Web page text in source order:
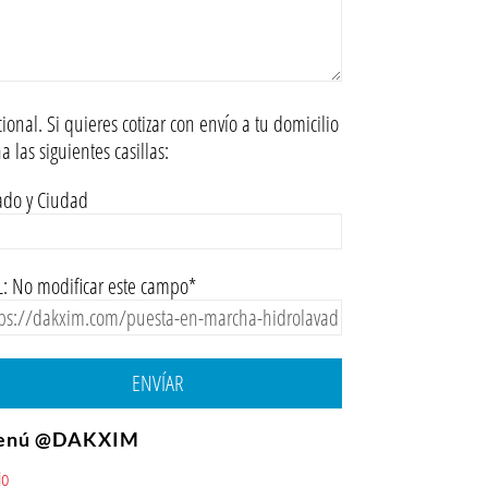
Si quieres cotizar con envío a tu domicilio
las siguientes casillas:
y Ciudad
No modificar este campo*
ENVÍAR
@DAKXIM